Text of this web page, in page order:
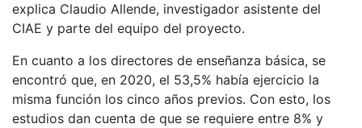
explica Claudio Allende, investigador asistente del
CIAE y parte del equipo del proyecto.
En cuanto a los directores de enseñanza básica, se
encontró que, en 2020, el 53,5% había ejercicio la
misma función los cinco años previos. Con esto, los
estudios dan cuenta de que se requiere entre 8% y